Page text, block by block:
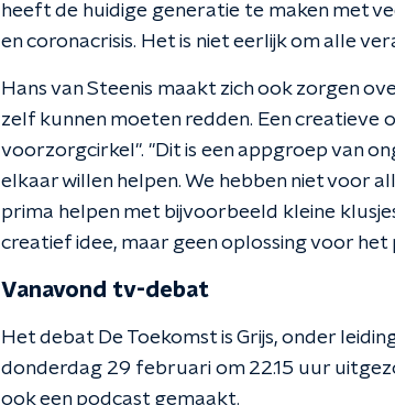
heeft de huidige generatie te maken met
en coronacrisis. Het is niet eerlijk om alle
Hans van Steenis maakt zich ook zorgen
zelf kunnen moeten redden. Een creatieve
voorzorgcirkel". "Dit is een appgroep van
elkaar willen helpen. We hebben niet voor
prima helpen met bijvoorbeeld kleine
creatief idee, maar geen oplossing voor het
Vanavond tv-debat
Het debat De Toekomst is Grijs, onder
donderdag 29 februari om 22.15 uur
ook een podcast gemaakt.